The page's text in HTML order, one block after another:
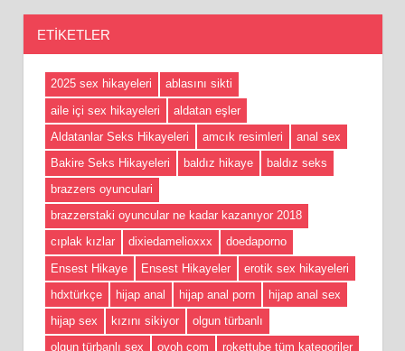
ETIKETLER
2025 sex hikayeleri
ablasını sikti
aile içi sex hikayeleri
aldatan eşler
Aldatanlar Seks Hikayeleri
amcık resimleri
anal sex
Bakire Seks Hikayeleri
baldız hikaye
baldız seks
brazzers oyunculari
brazzerstaki oyuncular ne kadar kazanıyor 2018
cıplak kızlar
dixiedamelioxxx
doedaporno
Ensest Hikaye
Ensest Hikayeler
erotik sex hikayeleri
hdxtürkçe
hijap anal hijap anal porn
hijap anal sex
hijap sex
kızını sikiyor
olgun türbanlı
olgun türbanlı sex
oyoh com rokettube tüm kategoriler